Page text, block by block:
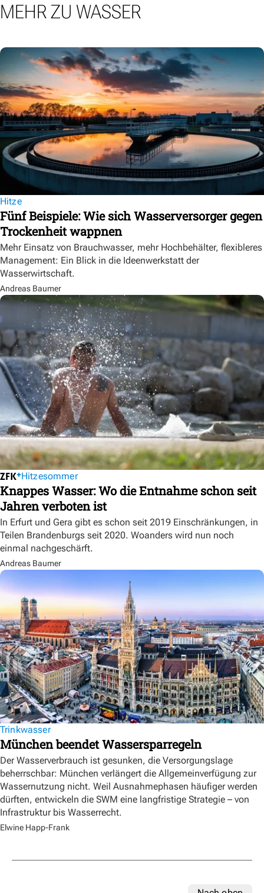
MEHR ZU WASSER
Hitze
Fünf Beispiele: Wie sich Wasserversorger gegen
Trockenheit wappnen
Mehr Einsatz von Brauchwasser, mehr Hochbehälter, flexibleres
Management: Ein Blick in die Ideenwerkstatt der
Wasserwirtschaft.
Andreas Baumer
Hitzesommer
Knappes Wasser: Wo die Entnahme schon seit
Jahren verboten ist
In Erfurt und Gera gibt es schon seit 2019 Einschränkungen, in
Teilen Brandenburgs seit 2020. Woanders wird nun noch
einmal nachgeschärft.
Andreas Baumer
Trinkwasser
München beendet Wassersparregeln
Der Wasserverbrauch ist gesunken, die Versorgungslage
beherrschbar: München verlängert die Allgemeinverfügung zur
Wassernutzung nicht. Weil Ausnahmephasen häufiger werden
dürften, entwickeln die SWM eine langfristige Strategie – von
Infrastruktur bis Wasserrecht.
Elwine Happ-Frank